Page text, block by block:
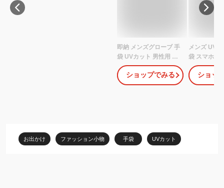
即納 メンズグローブ 手
袋 UVカット 男性用 紫
外線対策手袋 サイクリ
ング スマホ手袋 通勤 釣
り スマートフォン対応
ーブ 春夏秋冬 アウトド
ア サイクリング
ショップでみる
メンズ UV
袋 スマホ操
関節ストレ
い 男 手袋
線対策 グッ
ショッ
お出かけ ファッション小物 手袋 UVカット